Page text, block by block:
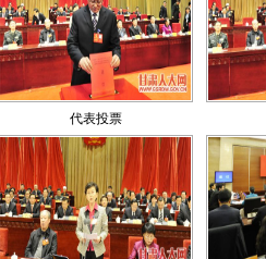
代表投票